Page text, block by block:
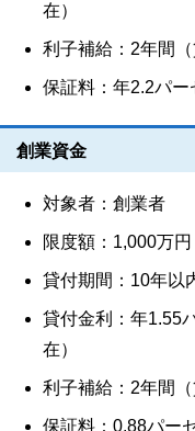
在）
利子補給：2年間
保証料：年2.2パ
創業資金
対象者：創業者
限度額：1,000万円
貸付期間：10年以
貸付金利：年1.55
在）
利子補給：2年間
保証料：0.88パ